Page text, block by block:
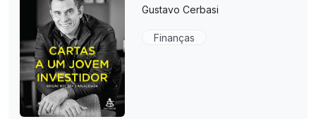
Gustavo Cerbasi
Finanças